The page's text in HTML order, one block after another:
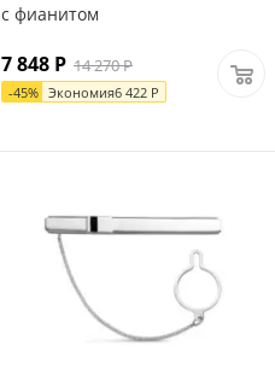
с фианитом
7 848 Р 14 270Р
-45% Экономия6 422 Р